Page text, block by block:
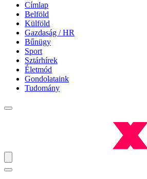
Címlap
Belföld
Külföld
Gazdaság / HR
Bűnügy
Sport
Sztárhírek
Életmód
Gondolataink
Tudomány